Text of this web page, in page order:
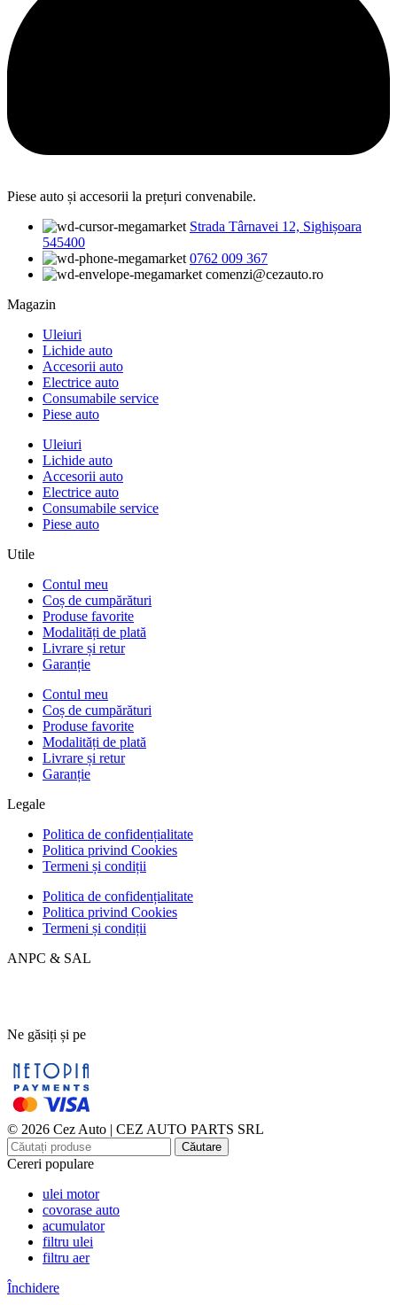
Piese auto și accesorii la prețuri convenabile.
Strada Târnavei 12, Sighișoara
545400
0762 009 367
comenzi@cezauto.ro
Magazin
Uleiuri
Lichide auto
Accesorii auto
Electrice auto
Consumabile service
Piese auto
Uleiuri
Lichide auto
Accesorii auto
Electrice auto
Consumabile service
Piese auto
Utile
Contul meu
Coș de cumpărături
Produse favorite
Modalități de plată
Livrare și retur
Garanție
Contul meu
Coș de cumpărături
Produse favorite
Modalități de plată
Livrare și retur
Garanție
Legale
Politica de confidențialitate
Politica privind Cookies
Termeni și condiții
Politica de confidențialitate
Politica privind Cookies
Termeni și condiții
ANPC & SAL
Ne găsiți și pe
© 2026 Cez Auto | CEZ AUTO PARTS SRL
Căutare
Cereri populare
ulei motor
covorase auto
acumulator
filtru ulei
filtru aer
Închidere